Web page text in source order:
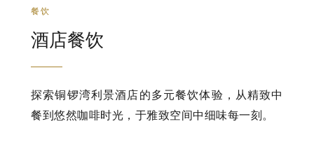
餐饮
酒店餐饮
探索铜锣湾利景酒店的多元餐饮体验，从精致中
餐到悠然咖啡时光，于雅致空间中细味每一刻。